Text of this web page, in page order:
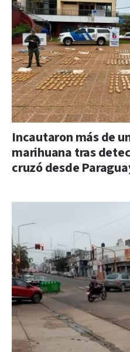
Incautaron más de
marihuana tras
cruzó desde